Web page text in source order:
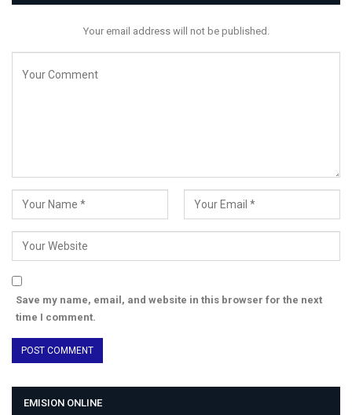
Your email address will not be published.
Save my name, email, and website in this browser for the next
time I comment.
EMISION ONLINE